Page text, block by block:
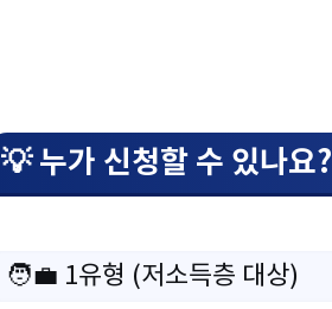
💡 누가 신청할 수 있나요?
🧑‍💼 1유형 (저소득층 대상)